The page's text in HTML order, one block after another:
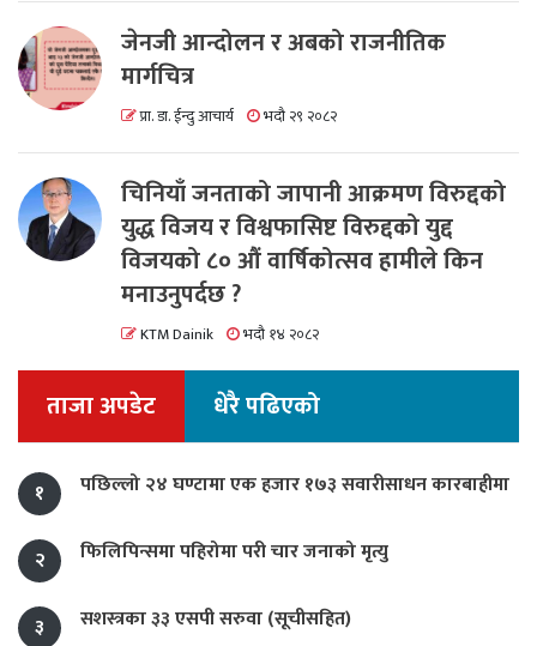
जेनजी आन्दोलन र अबको राजनीतिक
मार्गचित्र
प्रा. डा. ईन्दु आचार्य भदौ २९ २०८२
चिनियाँ जनताको जापानी आक्रमण विरुद्दको
युद्ध विजय र विश्वफासिष्ट विरुद्दको युद्द
विजयको ८० औं वार्षिकोत्सव हामीले किन
मनाउनुपर्दछ ?
KTM Dainik भदौ १४ २०८२
ताजा अपडेट धेरै पढिएको
१ पछिल्लो २४ घण्टामा एक हजार १७३ सवारीसाधन कारबाहीमा
२ फिलिपिन्समा पहिरोमा परी चार जनाको मृत्यु
३ सशस्त्रका ३३ एसपी सरुवा (सूचीसहित)